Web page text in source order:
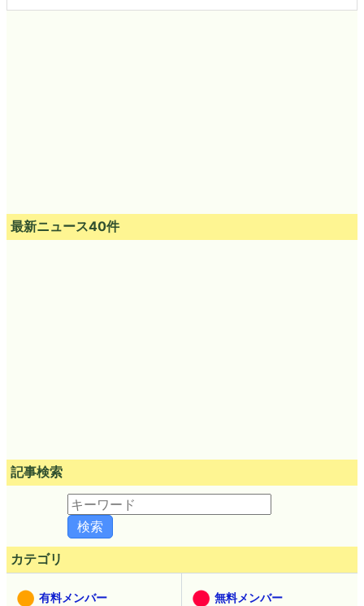
最新ニュース40件
記事検索
カテゴリ
有料メンバー 無料メンバー